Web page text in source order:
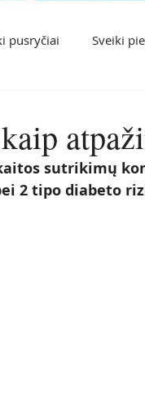
pusryčiai Sveiki
sutrikimų
2 tipo diabeto